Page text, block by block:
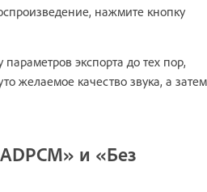
нажмите кнопку
экспорта до тех пор,
желаемое качество звука, а затем
и «Без